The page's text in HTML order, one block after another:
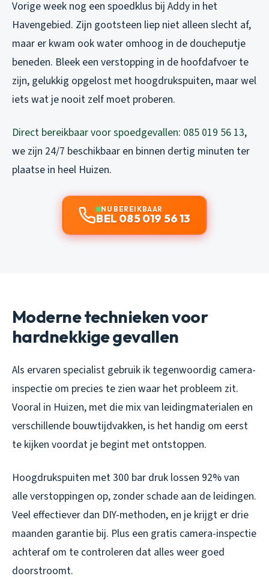
Vorige week nog een spoedklus bij Addy in het
Havengebied. Zijn gootsteen liep niet alleen slecht af,
maar er kwam ook water omhoog in de doucheputje
beneden. Bleek een verstopping in de hoofdafvoer te
zijn, gelukkig opgelost met hoogdrukspuiten, maar wel
iets wat je nooit zelf moet proberen.
Direct bereikbaar voor spoedgevallen: 085 019 56 13,
we zijn 24/7 beschikbaar en binnen dertig minuten ter
plaatse in heel Huizen.
NU BEREIKBAAR
BEL 085 019 56 13
Moderne technieken voor
hardnekkige gevallen
Als ervaren specialist gebruik ik tegenwoordig camera-
inspectie om precies te zien waar het probleem zit.
Vooral in Huizen, met die mix van leidingmaterialen en
verschillende bouwtijdvakken, is het handig om eerst
te kijken voordat je begint met ontstoppen.
Hoogdrukspuiten met 300 bar druk lossen 92% van
alle verstoppingen op, zonder schade aan de leidingen.
Veel effectiever dan DIY-methoden, en je krijgt er drie
maanden garantie bij. Plus een gratis camera-inspectie
achteraf om te controleren dat alles weer goed
doorstroomt.